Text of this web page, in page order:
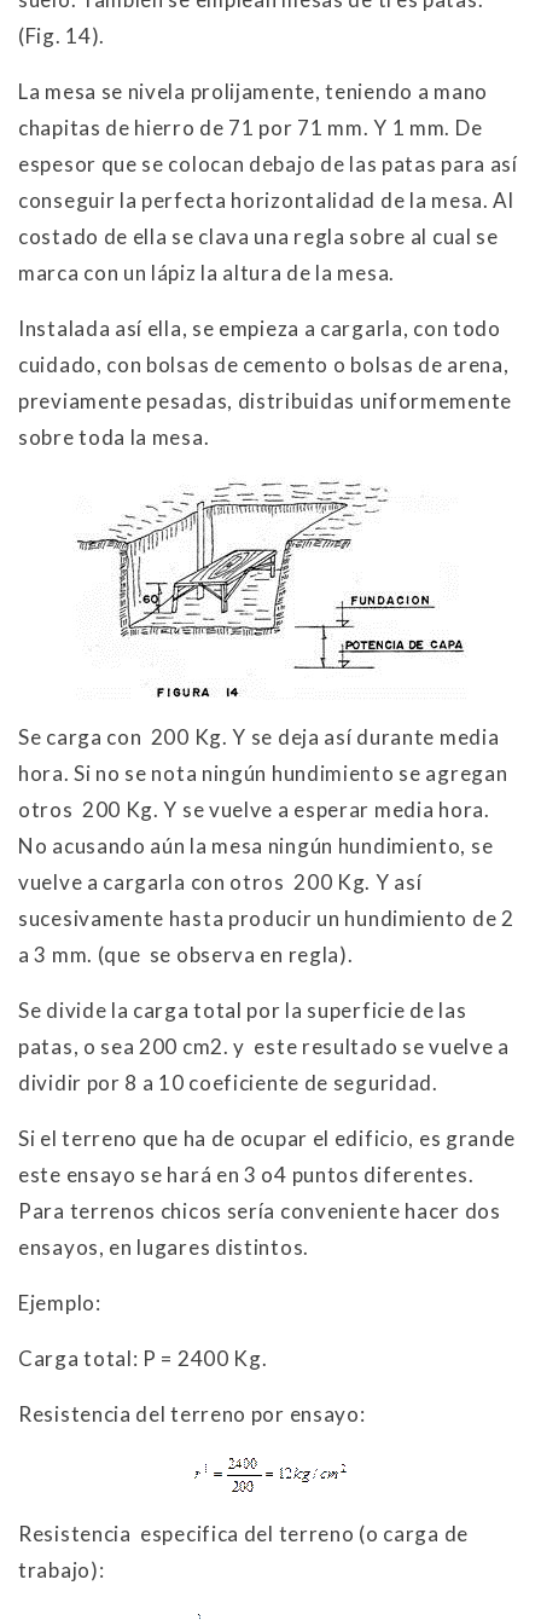
(Fig. 14).
La mesa se nivela prolijamente, teniendo a mano
chapitas de hierro de 71 por 71 mm. Y 1 mm. De
espesor que se colocan debajo de las patas para así
conseguir la perfecta horizontalidad de la mesa. Al
costado de ella se clava una regla sobre al cual se
marca con un lápiz la altura de la mesa.
Instalada así ella, se empieza a cargarla, con todo
cuidado, con bolsas de cemento o bolsas de arena,
previamente pesadas, distribuidas uniformemente
sobre toda la mesa.
Se carga con 200 Kg. Y se deja así durante media
hora. Si no se nota ningún hundimiento se agregan
otros 200 Kg. Y se vuelve a esperar media hora.
No acusando aún la mesa ningún hundimiento, se
vuelve a cargarla con otros 200 Kg. Y así
sucesivamente hasta producir un hundimiento de 2
a 3 mm. (que se observa en regla).
Se divide la carga total por la superficie de las
patas, o sea 200 cm2. y este resultado se vuelve a
dividir por 8 a 10 coeficiente de seguridad.
Si el terreno que ha de ocupar el edificio, es grande
este ensayo se hará en 3 o4 puntos diferentes.
Para terrenos chicos sería conveniente hacer dos
ensayos, en lugares distintos.
Ejemplo:
Carga total: P = 2400 Kg.
Resistencia del terreno por ensayo:
Resistencia especifica del terreno (o carga de
trabajo):